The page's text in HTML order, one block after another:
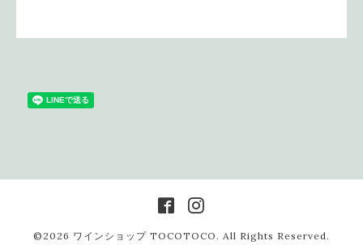
©2026 ワインショップ TOCOTOCO . All Rights Reserved.